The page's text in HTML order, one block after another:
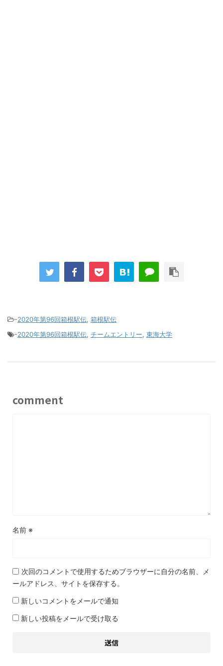
-2020年第96回箱根駅伝, 箱根駅伝
-2020年第96回箱根駅伝, チームエントリー, 東海大学
comment
名前 ※
次回のコメントで使用するためブラウザーに自分の名前、メ
ールアドレス、サイトを保存する。
新しいコメントをメールで通知
新しい投稿をメールで受け取る